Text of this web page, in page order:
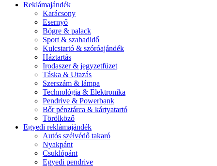
Reklámajándék
Karácsony
Esernyő
Bögre & palack
Sport & szabadidő
Kulcstartó & szóróajándék
Háztartás
Irodaszer & jegyzetfüzet
Táska & Utazás
Szerszám & lámpa
Technológia & Elektronika
Pendrive & Powerbank
Bőr pénztárca & kártyatartó
Törölköző
Egyedi reklámajándék
Autós szélvédő takaró
Nyakpánt
Csuklópánt
Egyedi pendrive